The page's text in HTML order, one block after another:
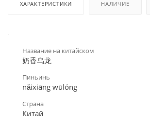
ХАРАКТЕРИСТИКИ НАЛИЧИЕ
Название на китайском
奶香乌龙
Пиньинь
nǎixiāng wūlóng
Страна
Китай